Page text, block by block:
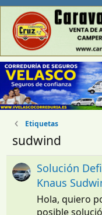
Etiquetas
sudwind
Solución
Knaus
Hola, quiero
posible